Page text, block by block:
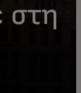
στη